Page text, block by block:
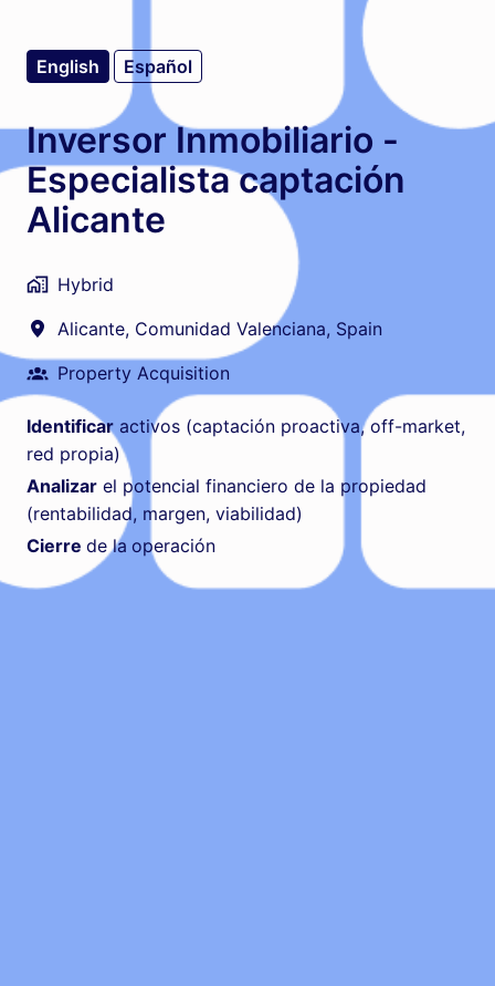
English Español
Inversor Inmobiliario -
Especialista captación
Alicante
Hybrid
Alicante, Comunidad Valenciana, Spain
Property Acquisition
Identificar activos (captación proactiva, off-market,
red propia)
Analizar el potencial financiero de la propiedad
(rentabilidad, margen, viabilidad)
Cierre de la operación